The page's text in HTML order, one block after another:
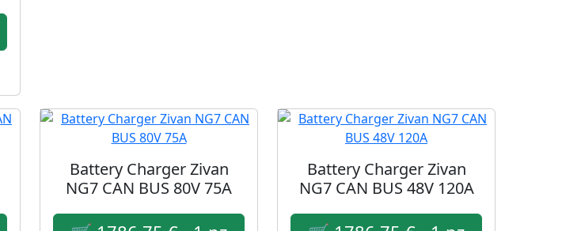
Battery Charger Zivan
NG7 CAN BUS 80V 75A
Battery Charger Zivan
NG7 CAN BUS 48V 120A